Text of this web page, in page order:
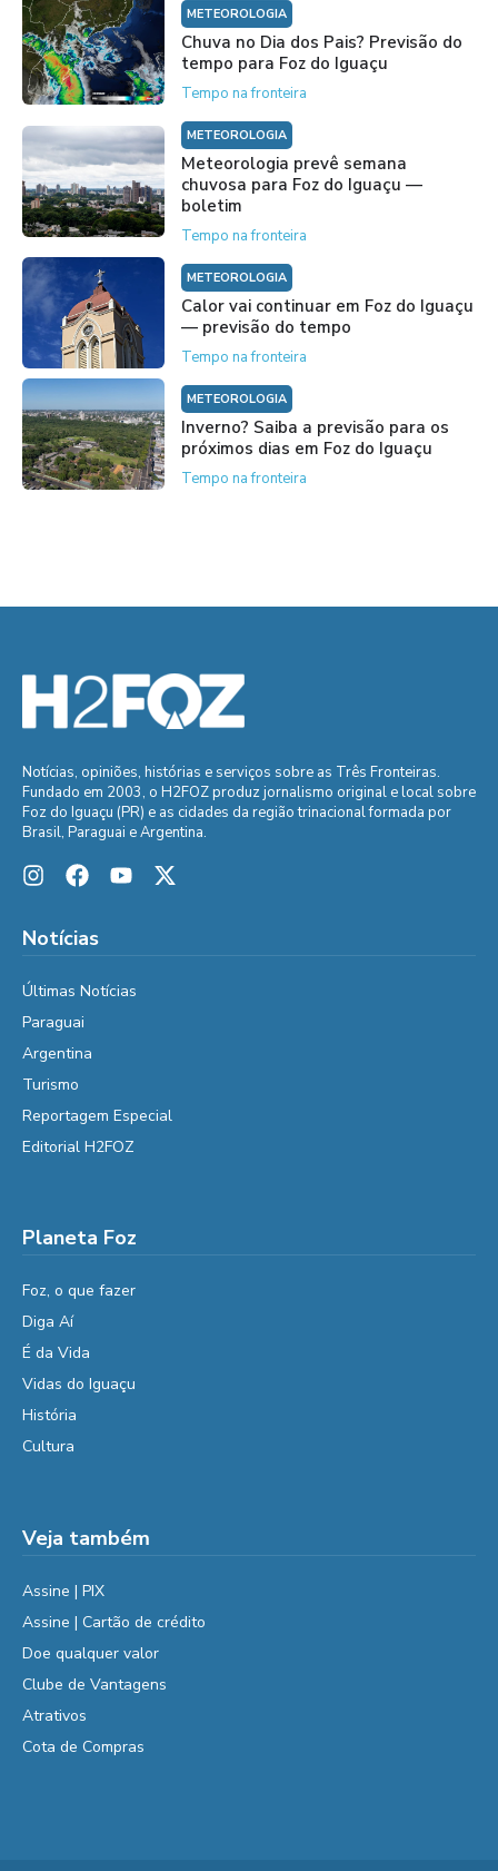
METEOROLOGIA
Chuva no Dia dos Pais? Previsão do
tempo para Foz do Iguaçu
Tempo na fronteira
METEOROLOGIA
Meteorologia prevê semana
chuvosa para Foz do Iguaçu —
boletim
Tempo na fronteira
METEOROLOGIA
Calor vai continuar em Foz do Iguaçu
— previsão do tempo
Tempo na fronteira
METEOROLOGIA
Inverno? Saiba a previsão para os
próximos dias em Foz do Iguaçu
Tempo na fronteira
Notícias, opiniões, histórias e serviços sobre as Três Fronteiras.
Fundado em 2003, o H2FOZ produz jornalismo original e local sobre
Foz do Iguaçu (PR) e as cidades da região trinacional formada por
Brasil, Paraguai e Argentina.
Notícias
Últimas Notícias
Paraguai
Argentina
Turismo
Reportagem Especial
Editorial H2FOZ
Planeta Foz
Foz, o que fazer
Diga Aí
É da Vida
Vidas do Iguaçu
História
Cultura
Veja também
Assine | PIX
Assine | Cartão de crédito
Doe qualquer valor
Clube de Vantagens
Atrativos
Cota de Compras